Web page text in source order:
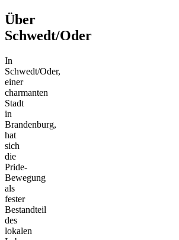
Über
Schwedt/Oder
In
Schwedt/Oder,
einer
charmanten
Stadt
in
Brandenburg,
hat
sich
die
Pride-
Bewegung
als
fester
Bestandteil
des
lokalen